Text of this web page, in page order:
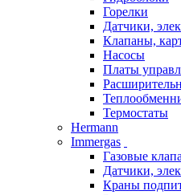
Горелки
Датчики,
Клапаны,
Насосы
Платы
Термостаты
Hermann
Immergas
Газовые
Датчики,
Краны